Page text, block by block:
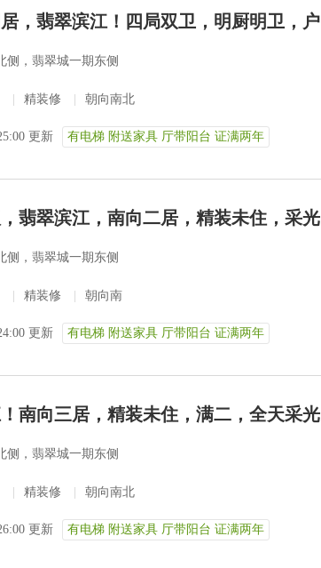
，翡翠滨江！四局双卫，明厨明卫，户
侧，翡翠城一期东侧
精装修 朝向南北
更新 有电梯 附送家具 厅带阳台 证满两年
翡翠滨江，南向二居，精装未住，采光
侧，翡翠城一期东侧
精装修 朝向南
更新 有电梯 附送家具 厅带阳台 证满两年
南向三居，精装未住，满二，全天采光
侧，翡翠城一期东侧
精装修 朝向南北
更新 有电梯 附送家具 厅带阳台 证满两年